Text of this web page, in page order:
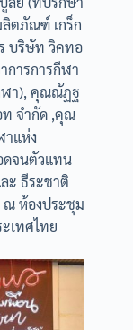
ตภัณฑ์ เกร็ก
บริษัท วิคทอ
การการกีฬา
ฬา), คุณณัฏฐ
ท จำกัด ,คุณ
าแห่ง
ดจนตัวแทน
ะ ธีระชาติ
ณ ห้องประชุม
เทศไทย